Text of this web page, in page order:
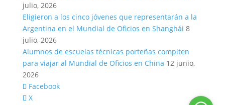
julio, 2026
Eligieron a los cinco jóvenes que representarán a la
Argentina en el Mundial de Oficios en Shanghái 8
julio, 2026
Alumnos de escuelas técnicas porteñas compiten
para viajar al Mundial de Oficios en China 12 junio,
2026
Facebook
X